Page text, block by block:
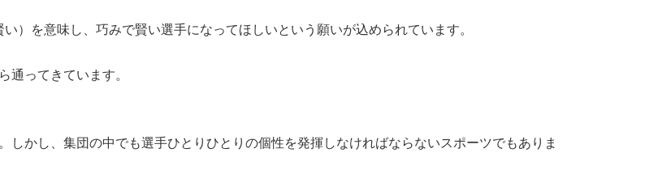
）を意味し、巧みで賢い選手になってほしいという願いが込められています。
通ってきています。
かし、集団の中でも選手ひとりひとりの個性を発揮しなければならないスポーツでもありま